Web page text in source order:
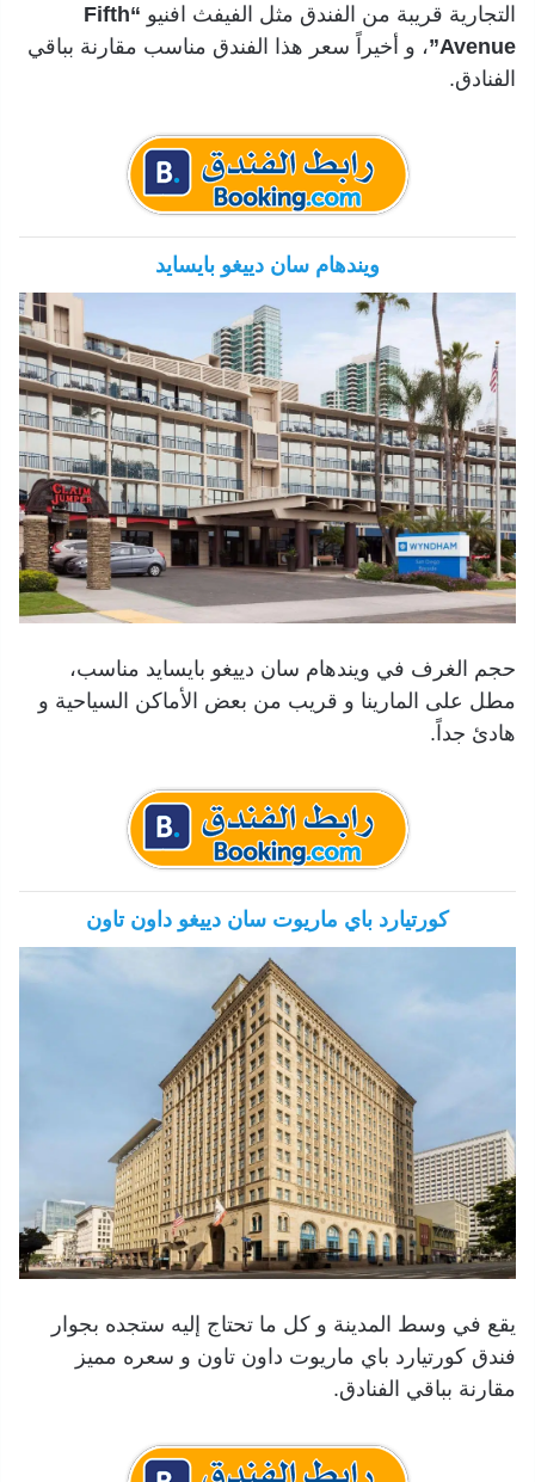
التجارية قريبة من الفندق مثل الفيفث افنيو
“Fifth
Avenue” ، و أخيراً سعر هذا الفندق مناسب مقارنة بباقي
الفنادق.
ويندهام سان دييغو بايسايد
حجم الغرف في ويندهام سان دييغو بايسايد مناسب،
مطل على المارينا و قريب من بعض الأماكن السياحية و
هادئ جداً.
كورتيارد باي ماريوت سان دييغو داون تاون
يقع في وسط المدينة و كل ما تحتاج إليه ستجده بجوار
فندق كورتيارد باي ماريوت داون تاون و سعره مميز
مقارنة بباقي الفنادق.